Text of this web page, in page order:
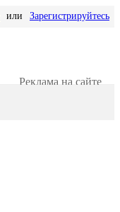
или Зарегистрируйтесь
Реклама на сайте